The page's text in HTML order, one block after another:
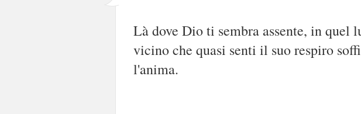
Là dove Dio ti sembra assente, in quel
vicino che quasi senti il suo respiro
l'anima.